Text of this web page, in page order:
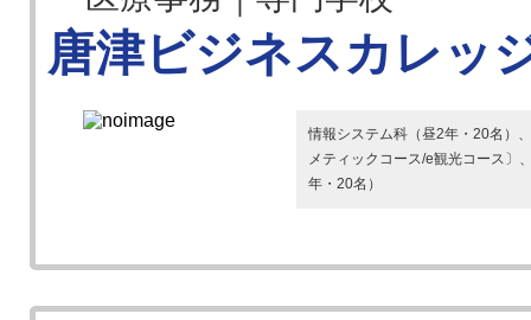
唐津ビジネスカレッ
情報システム科（昼2年・20名）
メティックコース/e観光コース〕
年・20名）